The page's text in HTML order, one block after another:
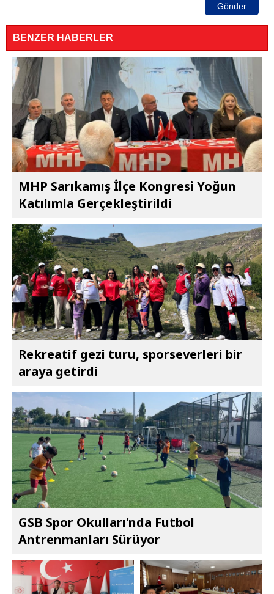
Gönder
BENZER HABERLER
MHP Sarıkamış İlçe Kongresi Yoğun
Katılımla Gerçekleştirildi
Rekreatif gezi turu, sporseverleri bir
araya getirdi
GSB Spor Okulları'nda Futbol
Antrenmanları Sürüyor